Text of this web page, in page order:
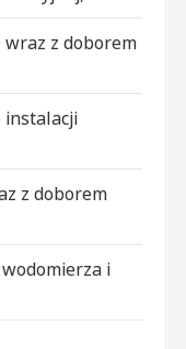
wraz z doborem
instalacji
z doborem
i